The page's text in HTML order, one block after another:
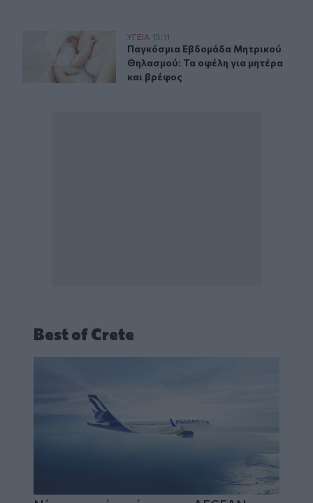
Παγκόσμια Εβδομάδα Μητρικού Θηλασμού: Τα οφέλη
ΥΓΕΙΑ 15:11
Παγκόσμια Εβδομάδα Μητρικού
Παγκόσμια Εβδομάδα Μητρικού
Θηλασμού: Τα οφέλη για μητέρα
και βρέφος
Best of Crete